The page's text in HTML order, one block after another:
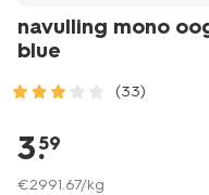
navulling mono
blue
(33)
gezond/make-
up/oogschaduw/navulling-
palette/navulling-
3.
59
€2991.67/kg